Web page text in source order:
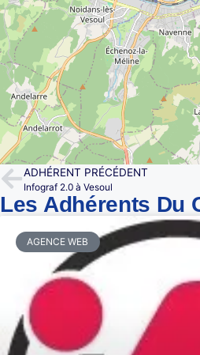
ADHÉRENT PRÉCÉDENT
Infograf 2.0 à Vesoul
Les Adhérents Du
AGENCE WEB